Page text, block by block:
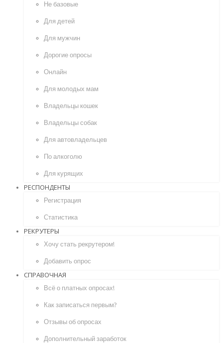
Не базовые
Для детей
Для мужчин
Дорогие опросы
Онлайн
Для молодых мам
Владельцы кошек
Владельцы собак
Для автовладельцев
По алкоголю
Для курящих
РЕСПОНДЕНТЫ
Регистрация
Статистика
РЕКРУТЕРЫ
Хочу стать рекрутером!
Добавить опрос
СПРАВОЧНАЯ
Всё о платных опросах!
Как записаться первым?
Отзывы об опросах
Дополнительный заработок